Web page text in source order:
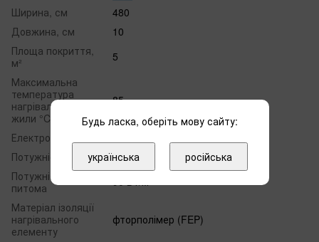
Ширина, см
480
Довжина, см
10
Площа покриття,
м²
5
Максимальна
температура
нагрівальної
жили °C
85
Електроживлення
Потужність
500
Потужність
питома
Матеріал ізоляції
нагрівального
елементу
фторполімер (FEP)
Будь ласка, оберіть мову сайту:
українська російська